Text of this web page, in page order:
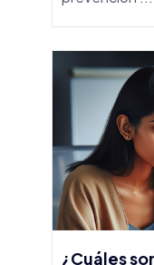
¿Cuáles